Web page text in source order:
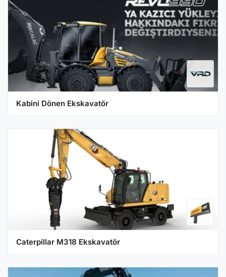
Kabini Dönen Ekskavatör
Caterpillar M318 Ekskavatör